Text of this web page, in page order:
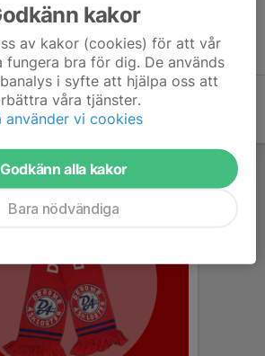
Inget referat skrivet
kakor
av kakor (cookies) för att vår
fungera bra för dig. De används
i syfte att hjälpa oss att
våra tjänster.
använder vi cookies
Godkänn alla kakor
Bara nödvändiga